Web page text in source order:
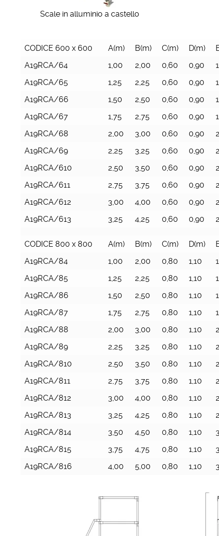
Scale in alluminio a castello
CODICE 600 x 600 A(m) B(m) C(m) D(m)
A19RCA/64
1,00 2,00 0,60 0,90
A19RCA/65
1,25 2,25 0,60 0,90
A19RCA/66
1,50 2,50 0,60 0,90
A19RCA/67
1,75 2,75 0,60 0,90
A19RCA/68
2,00 3,00 0,60 0,90
A19RCA/69
2,25 3,25 0,60 0,90
A19RCA/610
2,50 3,50 0,60 0,90
A19RCA/611
2,75 3,75 0,60 0,90
A19RCA/612
3,00 4,00 0,60 0,90
A19RCA/613
3,25 4,25 0,60 0,90
CODICE 800 x 800 A(m) B(m) C(m) D(m)
A19RCA/84
1,00 2,00 0,80 1,10
A19RCA/85
1,25 2,25 0,80 1,10
A19RCA/86
1,50 2,50 0,80 1,10
A19RCA/87
1,75 2,75 0,80 1,10
A19RCA/88
2,00 3,00 0,80 1,10
A19RCA/89
2,25 3,25 0,80 1,10
A19RCA/810
2,50 3,50 0,80 1,10
A19RCA/811
2,75 3,75 0,80 1,10
A19RCA/812
3,00 4,00 0,80 1,10
A19RCA/813
3,25 4,25 0,80 1,10
A19RCA/814
3,50 4,50 0,80 1,10
A19RCA/815
3,75 4,75 0,80 1,10
A19RCA/816
4,00 5,00 0,80 1,10